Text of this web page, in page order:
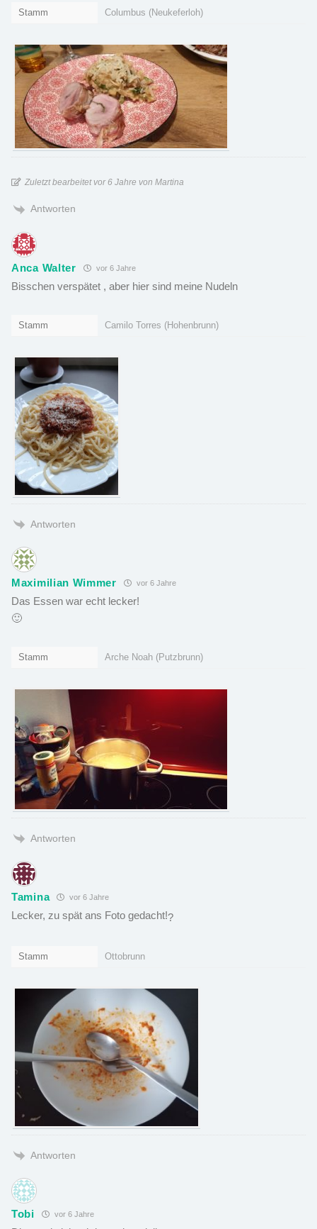
Stamm Columbus (Neukeferloh)
Zuletzt bearbeitet vor 6 Jahre von Martina
Antworten
Anca Walter vor 6 Jahre
Bisschen verspätet , aber hier sind meine Nudeln
Stamm Camilo Torres (Hohenbrunn)
Antworten
Maximilian Wimmer vor 6 Jahre
Das Essen war echt lecker!
🙂
Stamm Arche Noah (Putzbrunn)
Antworten
Tamina vor 6 Jahre
Lecker, zu spät ans Foto gedacht!?
Stamm Ottobrunn
Antworten
Tobi vor 6 Jahre